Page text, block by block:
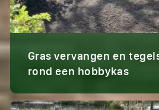
Gras vervangen en
rond een hobbykas